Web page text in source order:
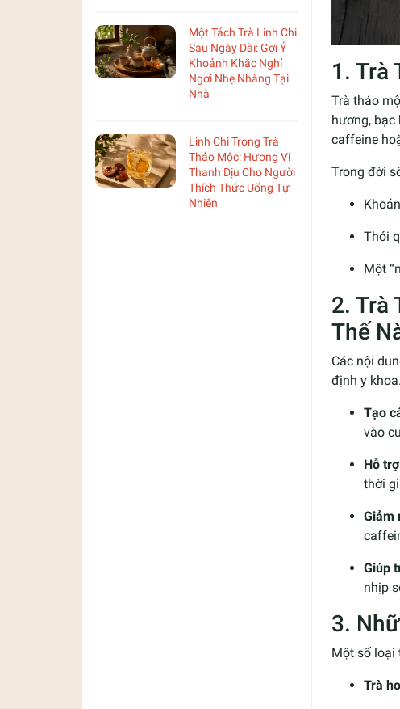
Một Tách Trà Linh Chi
Sau Ngày Dài: Gợi Ý
Khoảnh Khắc Nghỉ
Ngơi Nhẹ Nhàng Tại
Nhà
Linh Chi Trong Trà
Thảo Mộc: Hương Vị
Thanh Dịu Cho Người
Thích Thức Uống Tự
Nhiên
1. Trà
Trà thảo
hương, bạc
caffeine
Trong đời
Thói
Một
2. Trà
Thế
Các nội
định y khoa.
Tạo
vào
Hỗ
thời
Giảm
Giúp
nhịp
3.
Một số loại
Trà